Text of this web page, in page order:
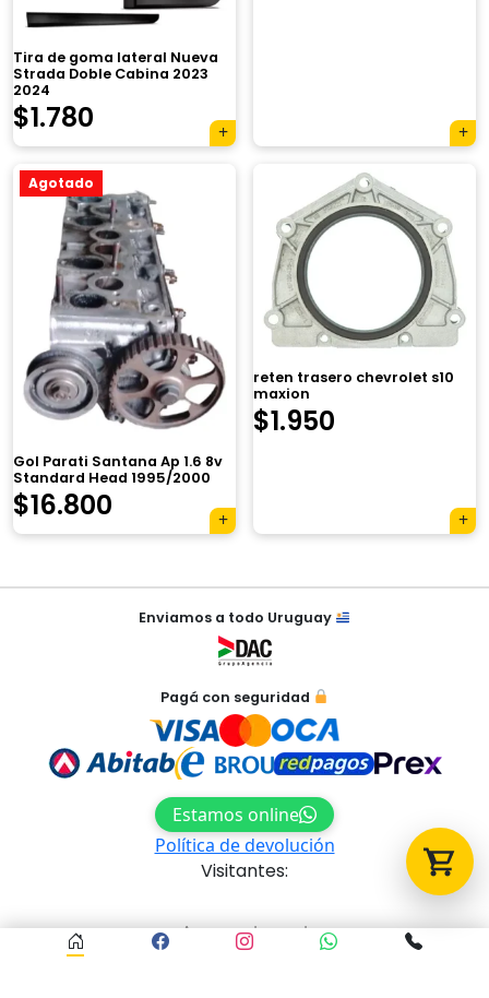
Tira de goma lateral Nueva
Strada Doble Cabina 2023
2024
$1.780
Agotado
Gol Parati Santana Ap 1.6 8v
Standard Head 1995/2000
$16.800
reten trasero chevrolet s10
maxion
$1.950
NavegaciónEnviamos a todo Uruguay
Pagá con seguridad
Estamos online
Política de devolución
Visitantes:
Acceso al panel
×
Tu carrito está vacío.
automáticamente.